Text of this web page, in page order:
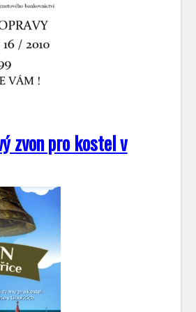
zvon pro kostel v